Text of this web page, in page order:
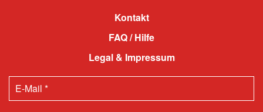
Kontakt
FAQ / Hilfe
Legal & Impressum